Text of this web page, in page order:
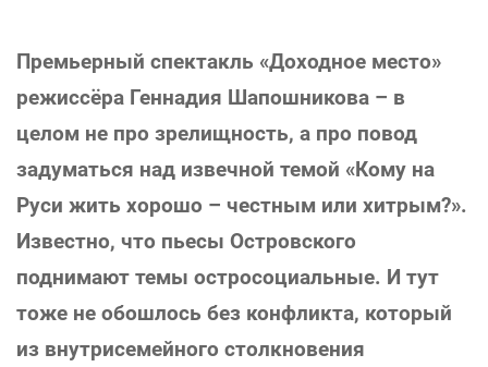
Премьерный спектакль «Доходное место»
режиссёра Геннадия Шапошникова – в
целом не про зрелищность, а про повод
задуматься над извечной темой «Кому на
Руси жить хорошо – честным или хитрым?».
Известно, что пьесы Островского
поднимают темы остросоциальные. И тут
тоже не обошлось без конфликта, который
из внутрисемейного столкновения